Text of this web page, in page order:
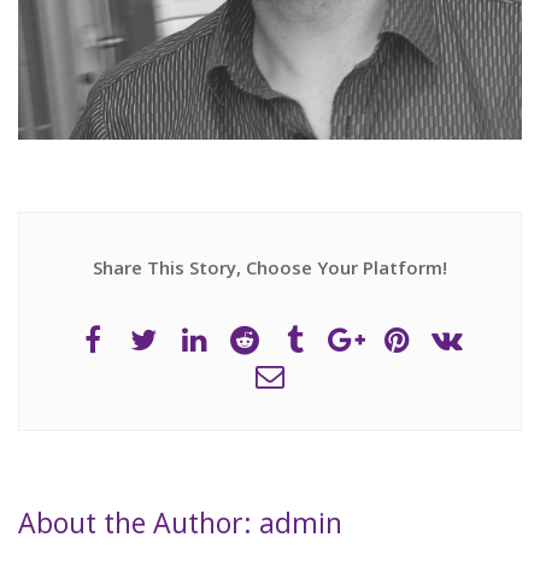
Share This Story, Choose Your Platform!
About the Author: admin